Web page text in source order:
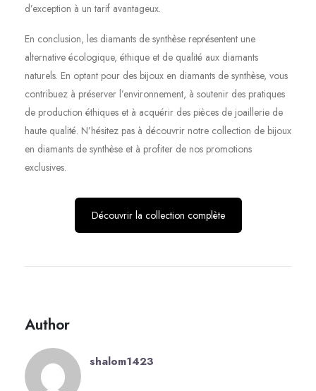
d’exception à un tarif avantageux.
En conclusion, les diamants de synthèse représentent une
alternative écologique, éthique et de qualité aux diamants
naturels. En optant pour des bijoux en diamants de synthèse, vous
contribuez à préserver l’environnement, à soutenir des pratiques
de production éthiques et à acquérir des pièces de joaillerie de
haute qualité. N’hésitez pas à découvrir notre collection de bijoux
en diamants de synthèse et à profiter de nos promotions
exclusives.
Découvrir la collection complète
Author
shalom1423